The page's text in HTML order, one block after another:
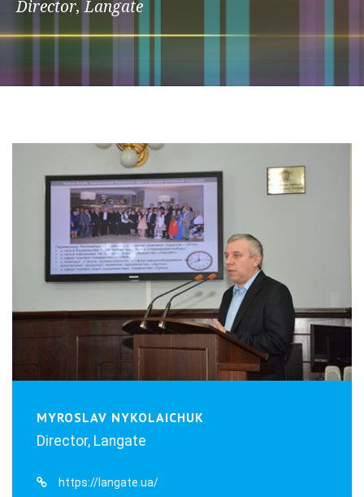
Director, Langate
MYROSLAV NYKOLAICHUK
Director, Langate
https://langate.ua/